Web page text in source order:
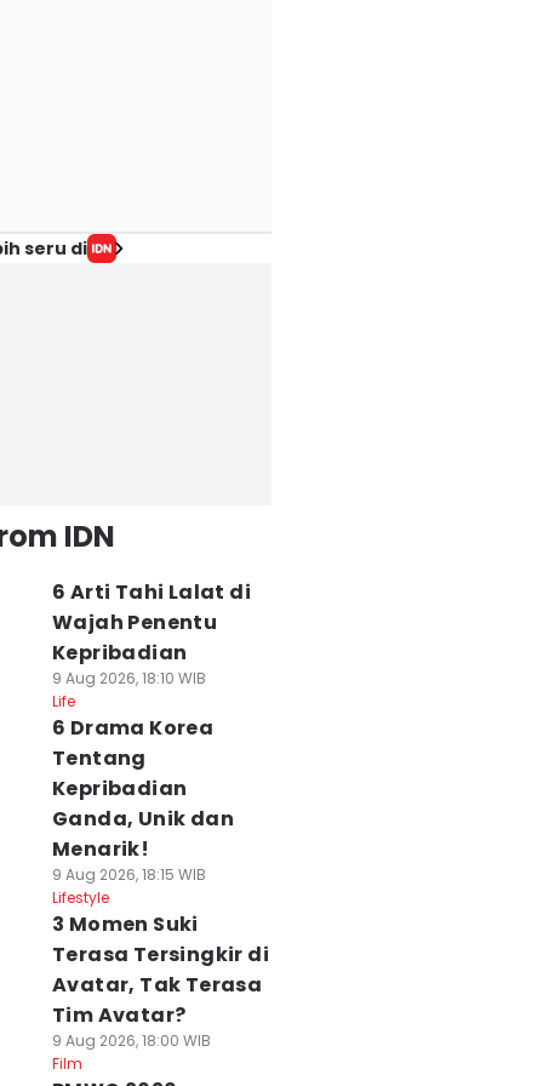
seru di
IDN
6 Arti Tahi Lalat di
Wajah Penentu
Kepribadian
9 Aug 2026, 18:10 WIB
Life
6 Drama Korea
Tentang
Kepribadian
Ganda, Unik dan
Menarik!
9 Aug 2026, 18:15 WIB
Lifestyle
3 Momen Suki
Terasa Tersingkir di
Avatar, Tak Terasa
Tim Avatar?
9 Aug 2026, 18:00 WIB
Film